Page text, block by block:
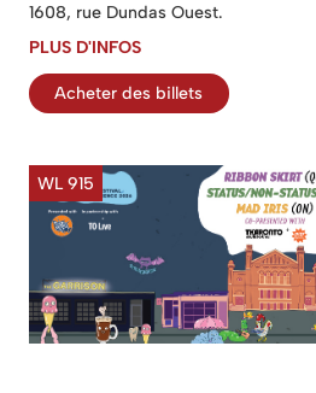
1608, rue Dundas Ouest.
PLUS D'INFOS
Acheter des billets
WL 915